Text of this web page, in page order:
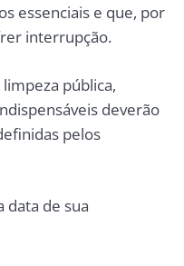
essenciais e que, por
interrupção.
pública,
deverão
pelos
data de sua